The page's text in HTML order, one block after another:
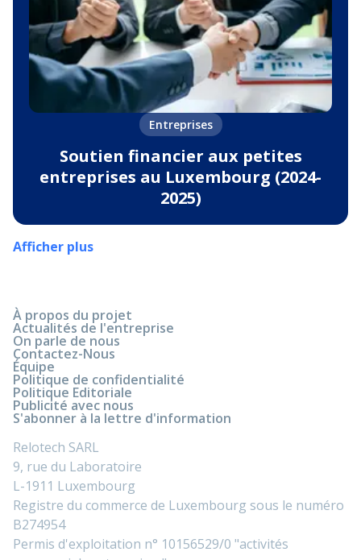
Entreprises
Soutien financier aux petites
entreprises au Luxembourg (2024-
2025)
Afficher plus
À propos du projet
Actualités de l'entreprise
On parle de nous
Contactez-Nous
Équipe
Politique de confidentialité
Politique Editoriale
Publicité avec nous
S'abonner à la lettre d'information
Relotech SARL
9, rue du Laboratoire
L-1911 Luxembourg
Registre du commerce de Luxembourg sous le numéro
B274954
Permis d'exploitation n° 10156529/0 "activités